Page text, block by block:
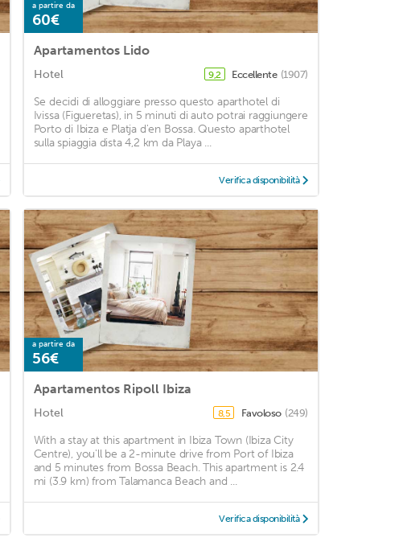
a partire da
60€
Apartamentos Lido
Hotel 9,2 Eccellente (1907)
Se decidi di alloggiare presso questo aparthotel di
Ivissa (Figueretas), in 5 minuti di auto potrai raggiungere
Porto di Ibiza e Platja d'en Bossa. Questo aparthotel
sulla spiaggia dista 4,2 km da Playa ...
Verifica disponibilità
a partire da
56€
Apartamentos Ripoll Ibiza
Hotel 8,5 Favoloso (249)
With a stay at this apartment in Ibiza Town (Ibiza City
Centre), you'll be a 2-minute drive from Port of Ibiza
and 5 minutes from Bossa Beach. This apartment is 2.4
mi (3.9 km) from Talamanca Beach and ...
Verifica disponibilità